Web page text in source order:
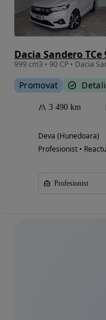
Dacia Sandero TCe
Promovat
3 490 km
Deva (Hunedoara)
Profesionist •
Profesionist